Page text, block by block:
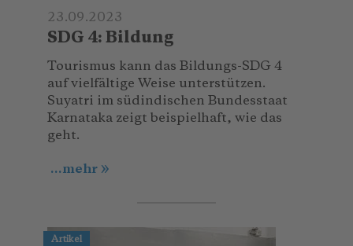
23.09.2023
SDG 4: Bildung
Tourismus kann das Bildungs-SDG 4
auf vielfältige Weise unterstützen.
Suyatri im südindischen Bundesstaat
Karnataka zeigt beispielhaft, wie das
geht.
...mehr
Artikel